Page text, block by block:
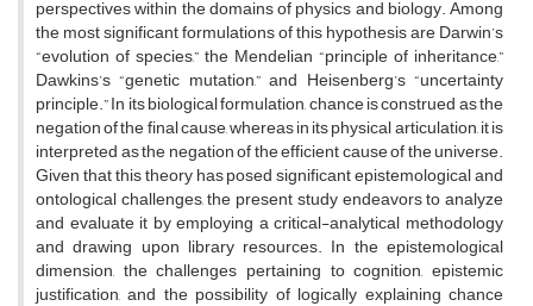
perspectives within the domains of physics and biology. Among
the most significant formulations of this hypothesis are Darwin’s
“evolution of species,” the Mendelian “principle of inheritance,”
Dawkins’s “genetic mutation,” and Heisenberg’s “uncertainty
principle.” In its biological formulation, chance is construed as the
negation of the final cause, whereas in its physical articulation, it is
interpreted as the negation of the efficient cause of the universe.
Given that this theory has posed significant epistemological and
ontological challenges, the present study endeavors to analyze
and evaluate it by employing a critical-analytical methodology
and drawing upon library resources. In the epistemological
dimension, the challenges pertaining to cognition, epistemic
justification, and the possibility of logically explaining chance